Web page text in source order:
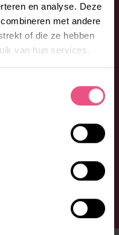
en analyse. Deze
met andere
of die ze hebben
van hun services.